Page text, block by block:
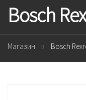
Bosch
Магазин Bosch